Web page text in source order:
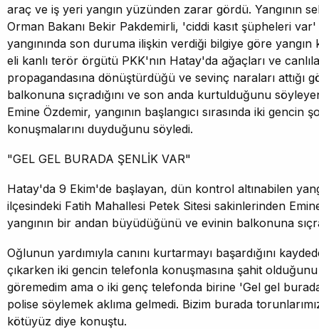
araç ve iş yeri yangın yüzünden zarar gördü. Yangının
Orman Bakanı Bekir Pakdemirli, 'ciddi kasıt şüpheleri
yangınında son duruma ilişkin verdiği bilgiye göre yangın
eli kanlı terör örgütü PKK'nın Hatay'da ağaçları ve
propagandasına dönüştürdüğü ve sevinç naraları attığı
balkonuna sıçradığını ve son anda kurtulduğunu
Emine Özdemir, yangının başlangıcı sırasında iki gencin
konuşmalarını duyduğunu söyledi.
"GEL GEL BURADA ŞENLİK VAR"
Hatay'da 9 Ekim'de başlayan, dün kontrol altınabilen
ilçesindeki Fatih Mahallesi Petek Sitesi sakinlerinden
yangının bir andan büyüdüğünü ve evinin balkonuna
Oğlunun yardımıyla canını kurtarmayı başardığını
çıkarken iki gencin telefonla konuşmasına şahit
göremedim ama o iki genç telefonda birine 'Gel gel
polise söylemek aklıma gelmedi. Bizim burada
kötüyüz diye konuştu.